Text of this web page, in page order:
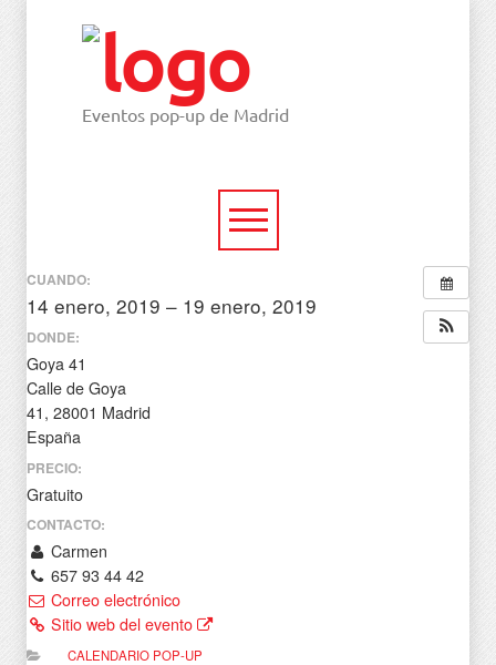
Eventos pop-up de Madrid
CUANDO:
14 enero, 2019 – 19 enero, 2019
DONDE:
Goya 41
Calle de Goya
41, 28001 Madrid
España
PRECIO:
Gratuito
CONTACTO:
Carmen
657 93 44 42
Correo electrónico
Sitio web del evento
CALENDARIO POP-UP